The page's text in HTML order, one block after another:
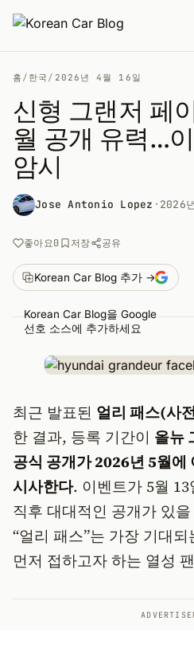
홈 / 한국 / 2026년 4월 16일
신형 그랜저 페
월 공개 유력…
암시
Jose Antonio Lopez · 2026
좋아요0 저장 공유
Korean Car Blog 추가 →
Korean Car Blog을 Google
선호 소스에 추가하세요
최근 발표된 얼리 패스(사
한 결과, 등록 기간이 올뉴
공식 공개가 2026년 5월에
시사한다. 이벤트가 5월
직후 대대적인 공개가 있
“얼리 패스”는 가장 기대
먼저 접하고자 하는 열성